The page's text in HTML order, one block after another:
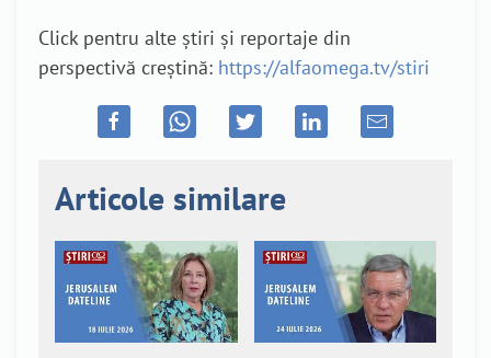
Click pentru alte știri și reportaje din
perspectivă creștină: https://alfaomega.tv/stiri
Articole similare